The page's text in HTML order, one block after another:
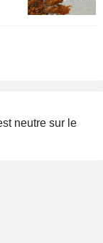
neutre sur le